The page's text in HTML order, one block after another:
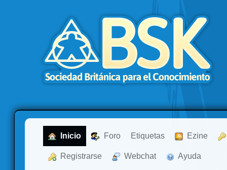
Inicio Foro Etiquetas Ezine
Registrarse Webchat Ayuda